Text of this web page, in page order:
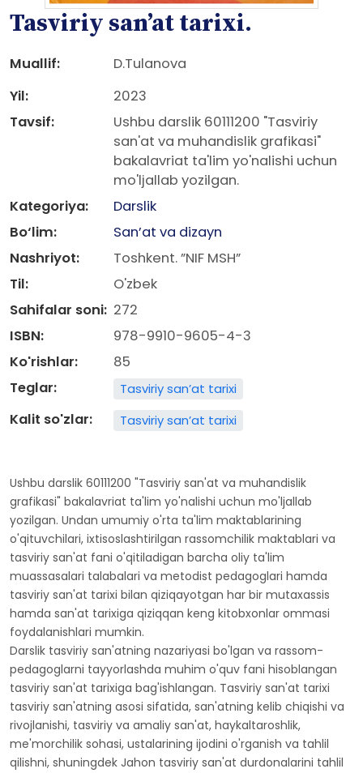
Tasviriy san’at tarixi.
Muallif:
D.Tulanova
Yil:
2023
Tavsif:
Ushbu darslik 60111200 "Tasviriy
san'at va muhandislik grafikasi"
bakalavriat ta'lim yo'nalishi uchun
mo'ljallab yozilgan.
Kategoriya:
Darslik
Bo‘lim:
San’at va dizayn
Nashriyot:
Toshkent. ”NIF MSH”
Til:
O'zbek
Sahifalar soni: 272
ISBN:
978-9910-9605-4-3
Ko'rishlar:
85
Teglar:
Tasviriy san’at tarixi
Kalit so'zlar: Tasviriy san’at tarixi
Ushbu darslik 60111200 "Tasviriy san'at va muhandislik
grafikasi" bakalavriat ta'lim yo'nalishi uchun mo'ljallab
yozilgan. Undan umumiy o'rta ta'lim maktablarining
o'qituvchilari, ixtisoslashtirilgan rassomchilik maktablari va
tasviriy san'at fani o'qitiladigan barcha oliy ta'lim
muassasalari talabalari va metodist pedagoglari hamda
tasviriy san'at tarixi bilan qiziqayotgan har bir mutaxassis
hamda san'at tarixiga qiziqqan keng kitobxonlar ommasi
foydalanishlari mumkin.
Darslik tasviriy san'atning nazariyasi bo'lgan va rassom-
pedagoglarni tayyorlashda muhim o'quv fani hisoblangan
tasviriy san'at tarixiga bag'ishlangan. Tasviriy san'at tarixi
tasviriy san'atning asosi sifatida, san'atning kelib chiqishi va
rivojlanishi, tasviriy va amaliy san'at, haykaltaroshlik,
me'morchilik sohasi, ustalarining ijodini o'rganish va tahlil
qilishni, shuningdek Jahon tasviriy san'at durdonalarini tahlil